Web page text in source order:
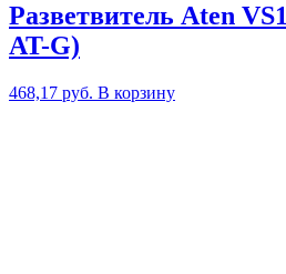
Разветвитель Aten
AT-G)
468,17 руб. В корзину